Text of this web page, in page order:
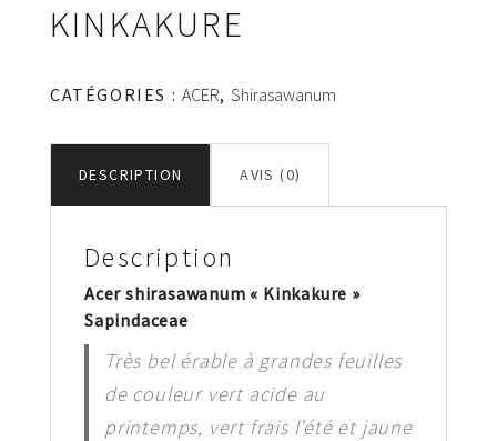
KINKAKURE
CATÉGORIES : ACER,Shirasawanum
DESCRIPTION AVIS (0)
Description
Acer shirasawanum « Kinkakure »
Sapindaceae
Très bel érable à grandes feuilles
de couleur vert acide au
printemps, vert frais l’été et jaune